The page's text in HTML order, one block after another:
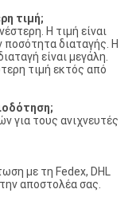
τιμή;
Η τιμή είναι
ποσότητα διαταγής. Η
είναι μεγάλη.
τιμή εκτός από
για τους ανιχνευτές
με τη Fedex, DHL
αποστολέα σας.